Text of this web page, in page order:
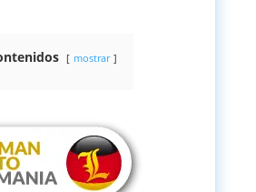
mostrar